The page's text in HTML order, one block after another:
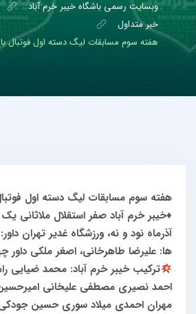
وبسایت رسمی باشگاه خیبر خرم آباد
خبر متداول
هفته سوم مسابقات لیگ دسته اول فوتبال
هفته سوم مسابقات لیگ دسته اول
♦️خیبر خرم آباد صفر استقلال ملاثانی یک
آذرماه نود و نه، ورزشگاه غدير تهران
ها: علیرضا طاهرخانی، اصغر ملکی داور
ترکیب خیبر خرم آباد: محمد ضیایی
احمد نصیری مصطفی علیخانی
مهران احمدی میلاد سوری حسین